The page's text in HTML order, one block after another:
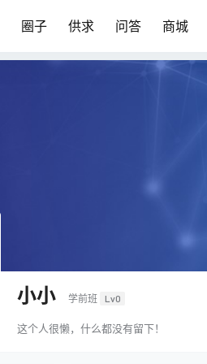
圈子 供求 问答 商城
小小 学前班 Lv0
这个人很懒，什么都没有留下！